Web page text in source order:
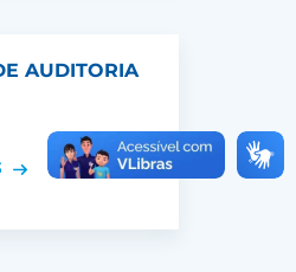
AUDITORIA